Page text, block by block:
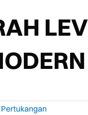
Pertukangan